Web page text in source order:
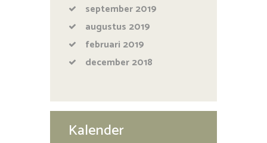
september2019
augustus 2019
februari 2019
december2018
Kalender